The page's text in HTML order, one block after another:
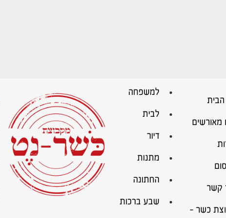
מאורשים
קשר
כשר –
למשפחה
לבית
דיור
מתנות
החתונה
שבע ברכות